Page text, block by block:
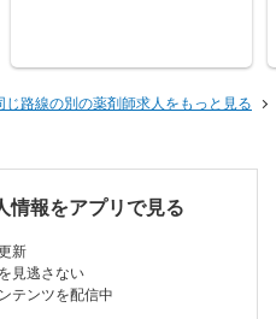
じ路線の別の薬剤師求人をもっと見る
情報をアプリで見る
新
見逃さない
テンツを配信中